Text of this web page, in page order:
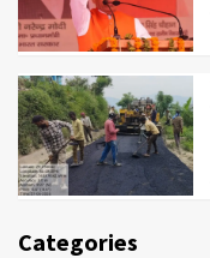
Categories